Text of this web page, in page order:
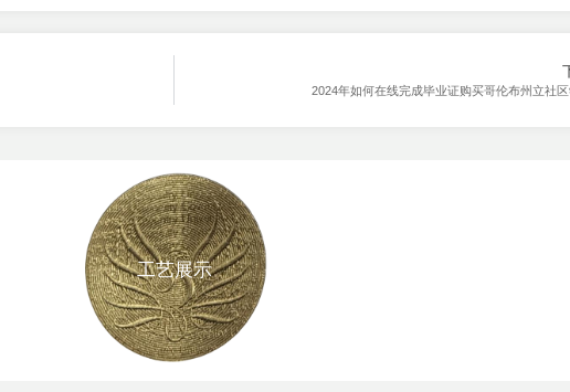
2024年如何在线完成毕业证购买哥伦布州立社
工艺展示